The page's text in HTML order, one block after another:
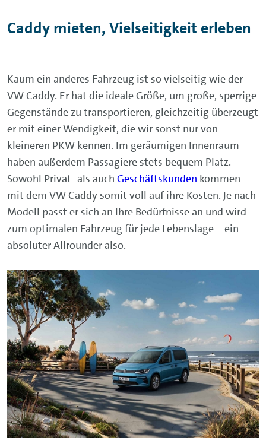
Caddy mieten, Vielseitigkeit erleben
Kaum ein anderes Fahrzeug ist so vielseitig wie der
VW Caddy. Er hat die ideale Größe, um große, sperrige
Gegenstände zu transportieren, gleichzeitig überzeugt
er mit einer Wendigkeit, die wir sonst nur von
kleineren PKW kennen. Im geräumigen Innenraum
haben außerdem Passagiere stets bequem Platz.
Sowohl Privat- als auch Geschäftskunden kommen
mit dem VW Caddy somit voll auf ihre Kosten. Je nach
Modell passt er sich an Ihre Bedürfnisse an und wird
zum optimalen Fahrzeug für jede Lebenslage – ein
absoluter Allrounder also.